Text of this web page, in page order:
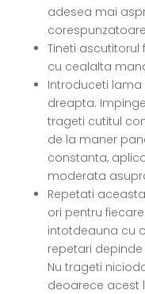
adesea mai
Tineti
cu cealalta
Introduceti
dreapta.
trageti cutitul
de la maner
constanta,
moderata
Repetati
ori pentru
intotdeauna cu
repetari
Nu trageti
deoarece acest